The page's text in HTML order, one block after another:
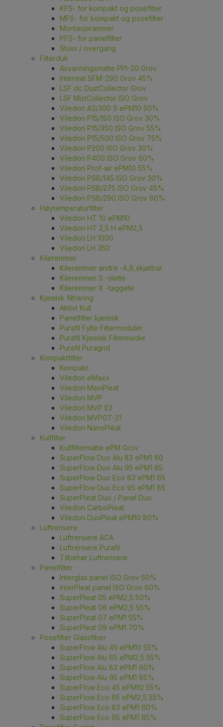
KFS- for kompakt og posefilter
MFS- for kompakt og posefilter
Montasjerammer
PFS- for panelfilter
Stuss / overgang
Filterduk
Avvanningsmatte PPI-20 Grov
Intermat SFM-290 Grov 45%
LSF dc DustCollector Grov
LSF MistCollector ISO Grov
Viledon A3/300 S ePM10 50%
Viledon P15/150 ISO Grov 30%
Viledon P15/350 ISO Grov 55%
Viledon P15/500 ISO Grov 75%
Viledon P200 ISO Grov 30%
Viledon P400 ISO Grov 60%
Viledon Prof-air ePM10 55%
Viledon PSB/145 ISO Grov 30%
Viledon PSB/275 ISO Grov 45%
Viledon PSB/290 ISO Grov 60%
Høytemperaturfilter
Viledon HT 10 ePM10
Viledon HT 2,5 H ePM2,5
Viledon LH 1000
Viledon LH 350
Kileremmer
Kileremmer andre -A,B,skjøtbar
Kileremmer S -slette
Kileremmer X -taggete
Kjemisk filtrering
Aktivt Kull
Panelfilter kjemisk
Purafil Fylte Filtermoduler
Purafil Kjemisk Filtermedie
Purafil Puragrid
Kompaktfilter
Kompakt
Viledon eMaxx
Viledon MaxiPleat
Viledon MVP
Viledon MVP E2
Viledon MVPGT-21
Viledon NanoPleat
Kullfilter
Kullfiltermatte ePM Grov
SuperFlow Duo Alu 83 ePM1 60
SuperFlow Duo Alu 95 ePM1 85
SuperFlow Duo Eco 83 ePM1 65
SuperFlow Duo Eco 95 ePM1 85
SuperPleat Duo / Panel Duo
Viledon CarboPleat
Viledon DuoPleat ePM10 80%
Luftrensere
Luftrensere ACA
Luftrensere Purafil
Tilbehør Luftrensere
Panelfilter
Interglas panel ISO Grov 50%
InterPleat panel ISO Grov 60%
SuperPleat 05 ePM2,5 50%
SuperPleat 06 ePM2,5 55%
SuperPleat 07 ePM1 55%
SuperPleat 09 ePM1 70%
Posefilter Glassfiber
SuperFlow Alu 45 ePM10 55%
SuperFlow Alu 65 ePM2,5 55%
SuperFlow Alu 83 ePM1 60%
SuperFlow Alu 95 ePM1 85%
SuperFlow Eco 45 ePM10 55%
SuperFlow Eco 65 ePM2,5 55%
SuperFlow Eco 83 ePM1 60%
SuperFlow Eco 95 ePM1 85%